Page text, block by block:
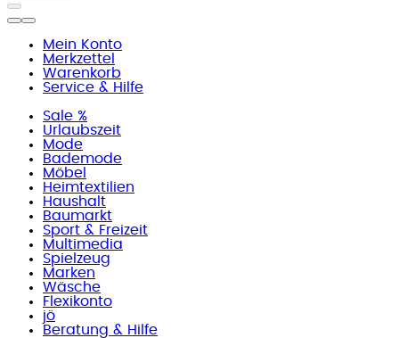
Mein Konto
Merkzettel
Warenkorb
Service & Hilfe
Sale %
Urlaubszeit
Mode
Bademode
Möbel
Heimtextilien
Haushalt
Baumarkt
Sport & Freizeit
Multimedia
Spielzeug
Marken
Wäsche
Flexikonto
jö
Beratung & Hilfe